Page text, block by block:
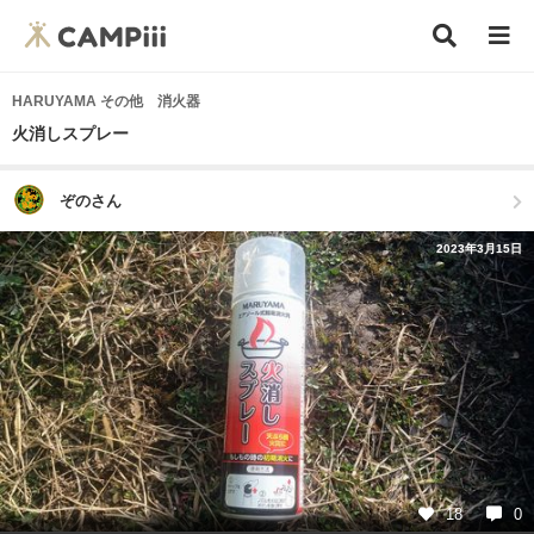
HARUYAMA その他 消火器
火消しスプレー
ぞのさん
2023年3月15日
18 0